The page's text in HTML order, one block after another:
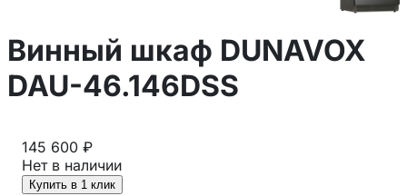
Винный шкаф DUNAVOX
DAU-46.146DSS
145 600 ₽
Нет в наличии
Купить в 1 клик